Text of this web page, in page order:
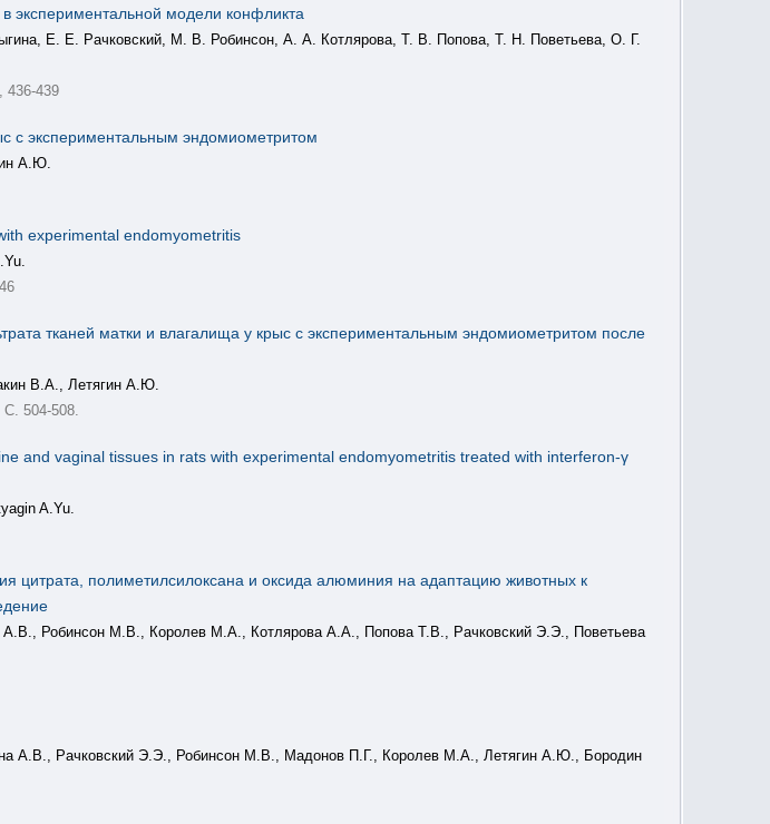
экспериментальной модели конфликта
Е. Е. Рачковский, М. В. Робинсон, А. А. Котлярова, Т. В. Попова, Т. Н. Поветьева, О. Г.
436-439
с экспериментальным эндомиометритом
А.Ю.
experimental endomyometritis
тканей матки и влагалища у крыс с экспериментальным эндомиометритом после
В.А., Летягин А.Ю.
504-508.
and vaginal tissues in rats with experimental endomyometritis treated with interferon-γ
A.Yu.
цитрата, полиметилсилоксана и оксида алюминия на адаптацию животных к
Робинсон М.В., Королев М.А., Котлярова А.А., Попова Т.В., Рачковский Э.Э., Поветьева
А.В., Рачковский Э.Э., Робинсон М.В., Мадонов П.Г., Королев М.А., Летягин А.Ю., Бородин